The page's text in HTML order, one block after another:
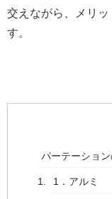
交えながら、メリ
す。
パーテーション
1．アルミ